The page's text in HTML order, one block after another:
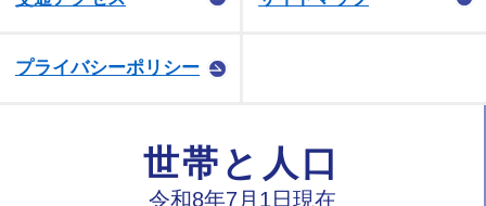
プライバシーポリシー